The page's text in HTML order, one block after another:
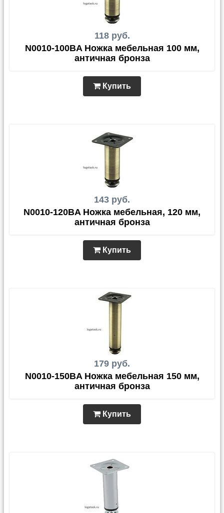
118 руб.
N0010-100BA Ножка мебельная 100 мм,
античная бронза
Купить
143 руб.
N0010-120BA Ножка мебельная, 120 мм,
античная бронза
Купить
179 руб.
N0010-150BA Ножка мебельная 150 мм,
античная бронза
Купить